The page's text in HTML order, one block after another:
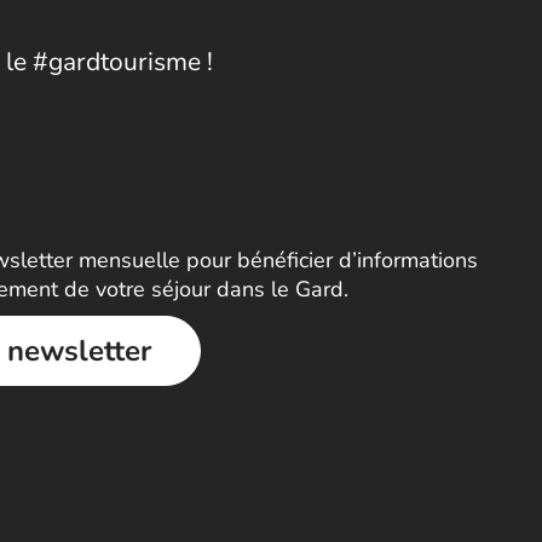
#gardtourisme !
mensuelle pour bénéficier d’informations
de votre séjour dans le Gard.
newsletter